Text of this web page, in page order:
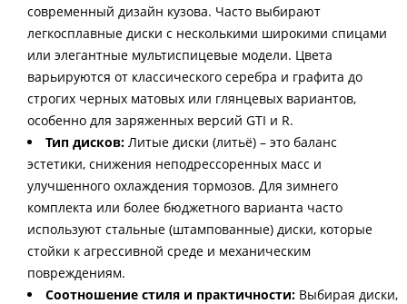
современный дизайн кузова. Часто выбирают
легкосплавные диски с несколькими широкими спицами
или элегантные мультиспицевые модели. Цвета
варьируются от классического серебра и графита до
строгих черных матовых или глянцевых вариантов,
особенно для заряженных версий GTI и R.
Тип дисков: Литые диски (литьё) – это баланс
эстетики, снижения неподрессоренных масс и
улучшенного охлаждения тормозов. Для зимнего
комплекта или более бюджетного варианта часто
используют стальные (штампованные) диски, которые
стойки к агрессивной среде и механическим
повреждениям.
Соотношение стиля и практичности: Выбирая диски,